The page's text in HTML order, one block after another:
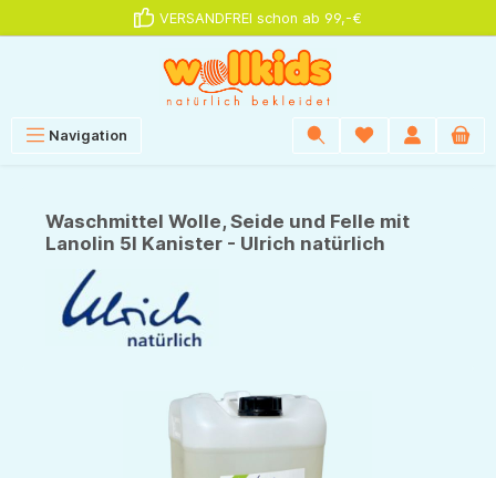
VERSANDFREI schon ab 99,-€
Navigation
Waschmittel Wolle, Seide und Felle mit
Lanolin 5l Kanister - Ulrich natürlich
Bildergalerie überspringen